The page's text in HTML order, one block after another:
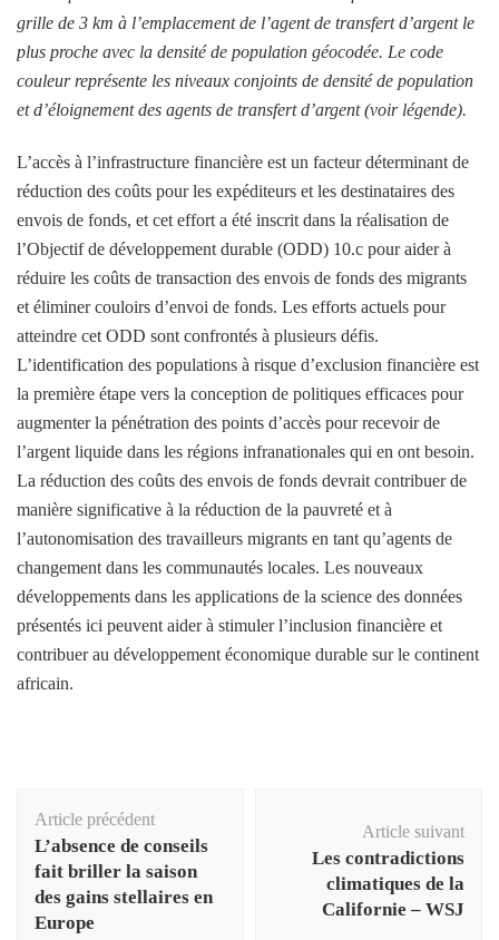
grille de 3 km à l’emplacement de l’agent de transfert d’argent le
plus proche avec la densité de population géocodée. Le code
couleur représente les niveaux conjoints de densité de population
et d’éloignement des agents de transfert d’argent (voir légende).
L’accès à l’infrastructure financière est un facteur déterminant de
réduction des coûts pour les expéditeurs et les destinataires des
envois de fonds, et cet effort a été inscrit dans la réalisation de
l’Objectif de développement durable (ODD) 10.c pour aider à
réduire les coûts de transaction des envois de fonds des migrants
et éliminer couloirs d’envoi de fonds. Les efforts actuels pour
atteindre cet ODD sont confrontés à plusieurs défis.
L’identification des populations à risque d’exclusion financière est
la première étape vers la conception de politiques efficaces pour
augmenter la pénétration des points d’accès pour recevoir de
l’argent liquide dans les régions infranationales qui en ont besoin.
La réduction des coûts des envois de fonds devrait contribuer de
manière significative à la réduction de la pauvreté et à
l’autonomisation des travailleurs migrants en tant qu’agents de
changement dans les communautés locales. Les nouveaux
développements dans les applications de la science des données
présentés ici peuvent aider à stimuler l’inclusion financière et
contribuer au développement économique durable sur le continent
africain.
d'article
Article précédent
L’absence de conseils
fait briller la saison
des gains stellaires en
Europe
Article suivant
Les contradictions
climatiques de la
Californie – WSJ